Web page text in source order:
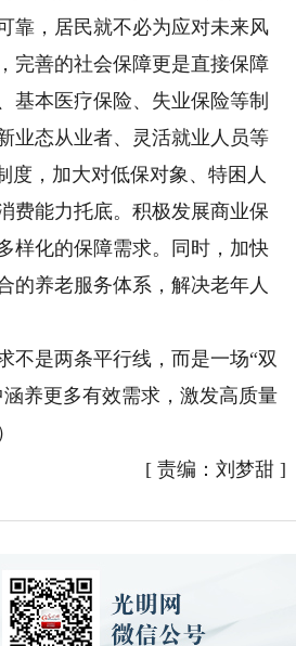
靠，居民就不必为应对未来风
完善的社会保障更是直接保障
基本医疗保险、失业保险等制
业态从业者、灵活就业人员等
度，加大对低保对象、特困人
费能力托底。积极发展商业保
样化的保障需求。同时，加快
的养老服务体系，解决老年人
是两条平行线，而是一场“双
养更多有效需求，激发高质量
[ 责编：刘梦甜 ]